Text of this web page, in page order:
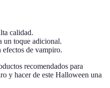
calidad.
un toque adicional.
de vampiro.
recomendados para
y hacer de este Halloween una